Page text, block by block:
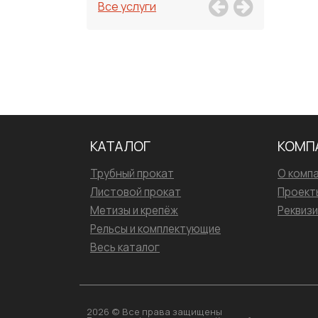
Все услуги
КАТАЛОГ
Трубный прокат
Листовой прокат
Метизы и крепёж
Рельсы и комплектующие
Весь каталог
О
2026 © Все права защищены